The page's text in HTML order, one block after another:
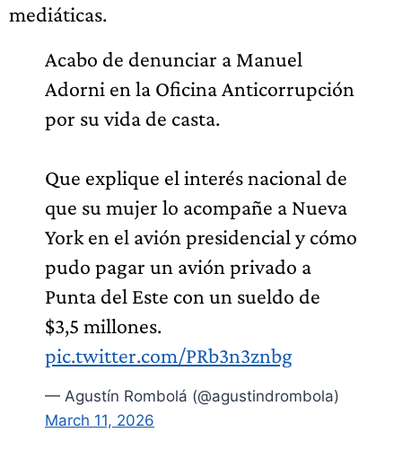
mediáticas.
Acabo de denunciar a Manuel
Adorni en la Oficina Anticorrupción
por su vida de casta.
Que explique el interés nacional de
que su mujer lo acompañe a Nueva
York en el avión presidencial y cómo
pudo pagar un avión privado a
Punta del Este con un sueldo de
$3,5 millones.
pic.twitter.com/PRb3n3znbg
— Agustín Rombolá (@agustindrombola)
March 11, 2026